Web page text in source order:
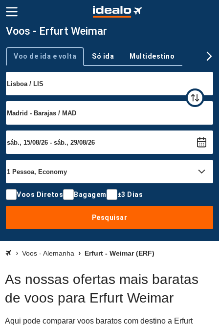
Voos - Erfurt Weimar
Tipo de viagem
Voo de ida e volta Só ida Multidestino
Voos Diretos Bagagem ±3 Dias
Pesquisar
Voos - Alemanha Erfurt - Weimar (ERF)
As nossas ofertas mais baratas
de voos para Erfurt Weimar
Aqui pode comparar voos baratos com destino a Erfurt